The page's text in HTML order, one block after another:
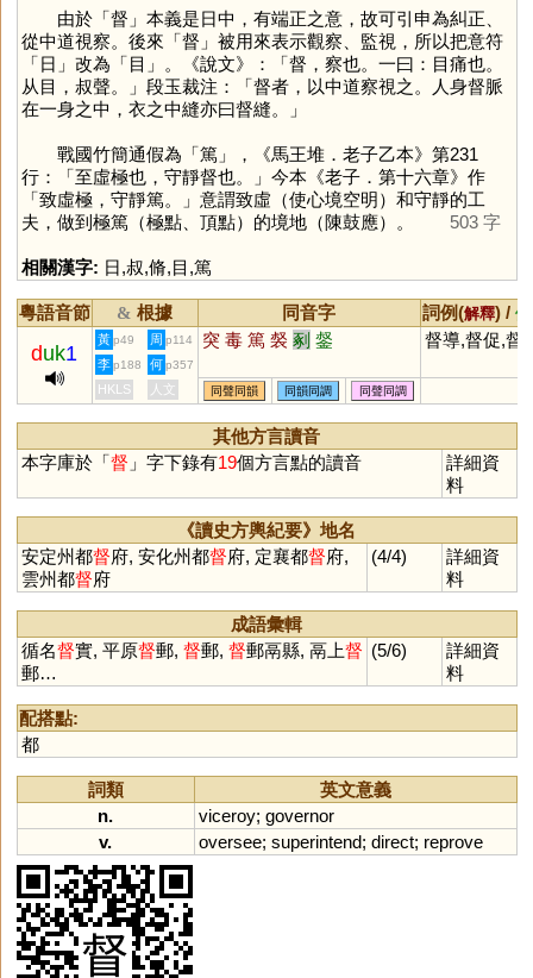
由於「督 」本義是日中，有端正之意，故可引申為糾正、
從中道視察。後來「督 」被用來表示觀察、監視，所以把意符
「日 」改為「目 」。《說文》：「督，察也。一曰：目痛也。
从目，叔聲。」段玉裁注：「督者，以中道察視之。人身督脈
在一身之中，衣之中縫亦曰督縫。」
戰國竹簡通假為「篤 」，《馬王堆．老子乙本》第231
行：「至虛極也，守靜督也。」今本《老子．第十六章》作
「致虛極，守靜篤。」意謂致虛（使心境空明）和守靜的工
夫，做到極篤（極點、頂點）的境地（陳鼓應）。
503 字
相關漢字: 日,叔,脩,目 ,篤
粵語音節 & 根據 同音字 詞例(解釋) /
duk1
黃 p49 周 p114 突 毒 篤 裻 剢 錖 督導,督促,督
李 p188 何 p357
HKLS 人文 同聲同韻 同韻同調 同聲同調
其他方言讀音
本字庫於「督 」字下錄有19個方言點的讀音
詳細資
料
《讀史方輿紀要》地名
安定州都督府, 安化州都督府, 定襄都督府,
雲州都督府
(4/4)
詳細資
料
成語彙輯
循名督實, 平原督郵, 督郵, 督郵鬲縣, 鬲上督
郵…
(5/6)
詳細資
料
配搭點:
都
詞類
英文意義
n.
viceroy; governor
v.
oversee; superintend; direct; reprove